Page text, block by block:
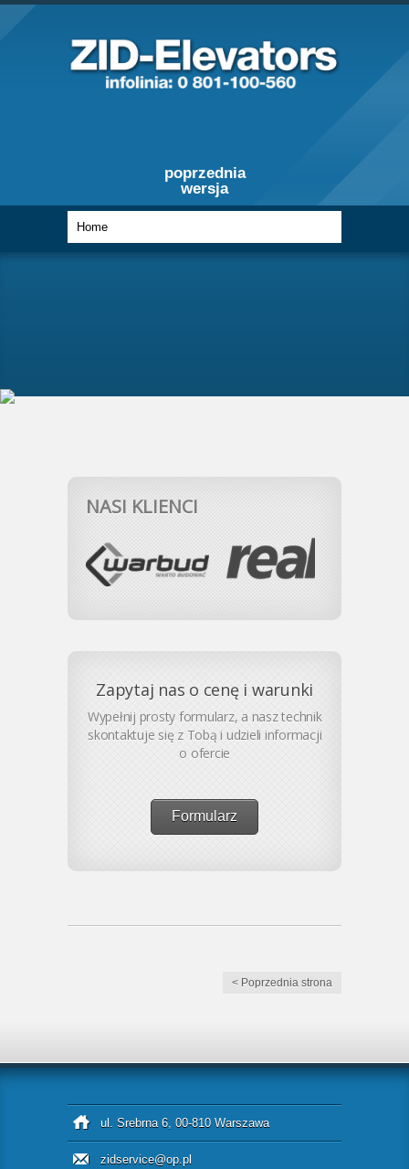
poprzednia
wersja
NASI KLIENCI
Zapytaj nas o cenę i warunki
Wypełnij prosty formularz, a nasz technik
skontaktuje się z Tobą i udzieli informacji
o ofercie
Formularz
< Poprzednia strona
ul. Srebrna 6, 00-810 Warszawa
zidservice@op.pl